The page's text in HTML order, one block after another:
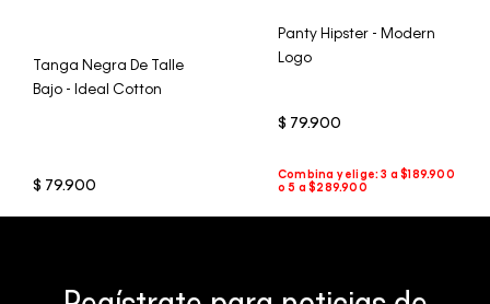
Tanga Negra De Talle
Bajo - Ideal Cotton
$ 79.900
Panty Hipster - Modern
Logo
$ 79.900